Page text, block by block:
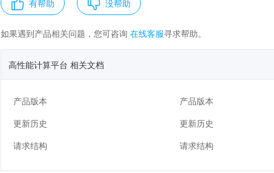
有帮助 没帮助
如果遇到产品相关问题，您可咨询 在线客服寻求帮助。
高性能计算平台 相关文档
产品版本 产品版本
更新历史
更新历史
请求结构
请求结构